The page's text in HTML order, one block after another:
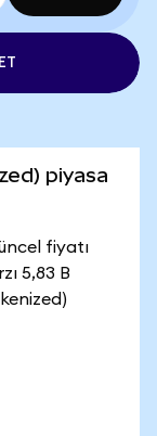
piyasa
fiyatı
5,83 B